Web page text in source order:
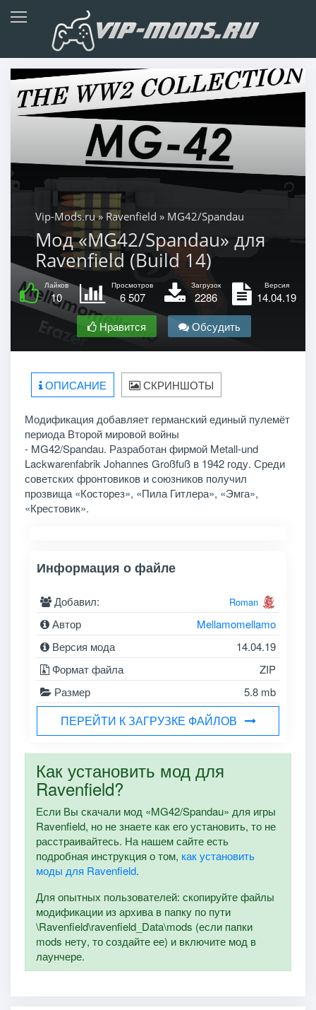
Vip-Mods.ru» Ravenfield » MG42/Spandau
Мод «MG42/Spandau» для
Ravenfield (Build 14)
Лайков
10
Просмотров
6 507
Загрузок
2286
Версия
14.04.19
Нравится
Обсудить
ОПИСАНИЕ СКРИНШОТЫ
Модификация добавляет германский единый пулемёт
периода Второй мировой войны
- MG42/Spandau. Разработан фирмой Metall-und
Lackwarenfabrik Johannes Großfuß в 1942 году. Среди
советских фронтовиков и союзников получил
прозвища «Косторез», «Пила Гитлера», «Эмга»,
«Крестовик».
Информация о файле
Добавил: Roman
Автор
Mellamomellamo
Версия мода
14.04.19
Формат файла
ZIP
Размер
5.8 mb
ПЕРЕЙТИ К ЗАГРУЗКЕ ФАЙЛОВ
Как установить мод для
Ravenfield?
Если Вы скачали мод «MG42/Spandau» для игры
Ravenfield, но не знаете как его установить, то не
расстраивайтесь. На нашем сайте есть
подробная инструкция о том, как установить
моды для Ravenfield.
Для опытных пользователей: скопируйте файлы
модификации из архива в папку по пути
\Ravenfield\ravenfield_Data\mods (если папки
mods нету, то создайте ее) и включите мод в
лаунчере.